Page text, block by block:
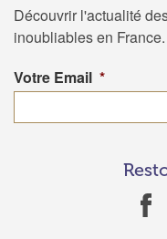
Découvrir l'actualité
inoubliables en France.
Votre Email *